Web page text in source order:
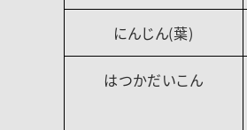
にんじん(葉)
はつかだいこん